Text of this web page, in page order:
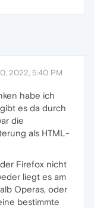
2022, 5:40 PM
habe ich
es da durch
die
als HTML-
Firefox nicht
liegt es am
Operas, oder
bestimmte